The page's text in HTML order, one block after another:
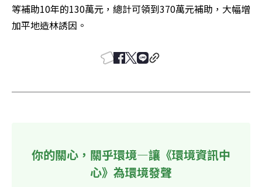
等補助10年的130萬元，總計可領到370萬元補助，大幅增
加平地造林誘因。
你的關心，關乎環境—讓《環境資訊中
心》為環境發聲